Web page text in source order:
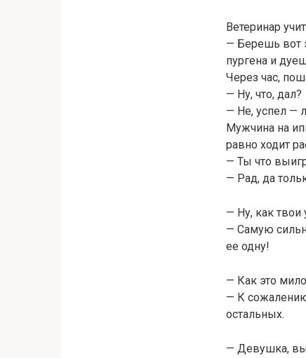
Ветеринар
— Берешь вот
пургена и
Через час,
— Hу, что, дал?
— Hе, успел —
Мужчина на
равно ходит
— Ты что
— Рад, да
— Ну, как
— Самую
ее одну!
— Как это
— К
остальных.
— Девушка, вы